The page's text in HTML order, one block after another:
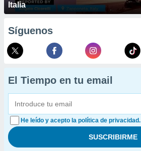
Italia
Síguenos
El Tiempo en tu email
He leído y acepto la política de privacidad.